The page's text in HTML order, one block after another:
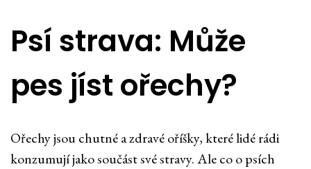
Psí strava: Může
pes jíst ořechy?
Ořechy jsou chutné a zdravé oříšky, které lidé rádi
konzumují jako součást své stravy. Ale co o psích